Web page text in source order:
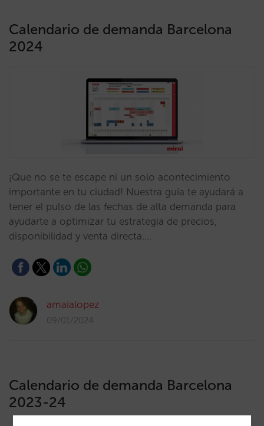
Calendario de demanda Barcelona
2024
¡Que no se te escape ni un solo acontecimiento
importante en tu ciudad! Nuestra guía te ayudará a
tener el pulso de las fechas de alta demanda para
ayudarte a optimizar tu estrategia de precios,
disponibilidad y venta directa.…
amaialopez
09/01/2024
Calendario de demanda Barcelona
2023-24